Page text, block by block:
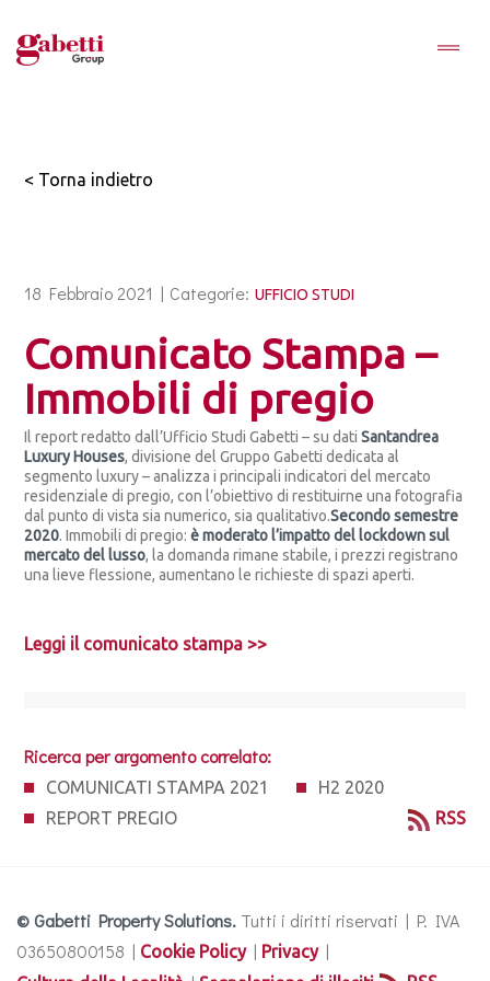
< Torna indietro
18 Febbraio 2021 | Categorie: UFFICIO STUDI
Comunicato Stampa –
Immobili di pregio
Il report redatto dall’Ufficio Studi Gabetti – su datiSantandrea
Luxury Houses, divisione del Gruppo Gabetti dedicata al
segmento luxury – analizza i principali indicatori del mercato
residenziale di pregio, con l’obiettivo di restituirne una fotografia
dal punto di vista sia numerico, sia qualitativo.Secondo semestre
2020. Immobili di pregio:è moderato l’impatto del lockdown sul
mercato del lusso, la domanda rimane stabile, i prezzi registrano
una lieve flessione, aumentano le richieste di spazi aperti.
Leggi il comunicato stampa >>
Ricerca per argomento correlato:
COMUNICATI STAMPA 2021
H2 2020
REPORT PREGIO
RSS
© Gabetti Property Solutions. Tutti i diritti riservati | P. IVA
03650800158 | Cookie Policy| Privacy|